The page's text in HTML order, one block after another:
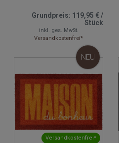
Grundpreis: 119,95 €/
Stück
inkl. ges. MwSt.
Versandkostenfrei*
Versandkostenfrei*
NEU